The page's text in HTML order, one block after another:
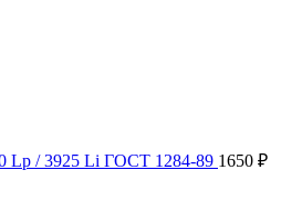
Lp / 3925 Li ГОСТ 1284-89 1650 ₽